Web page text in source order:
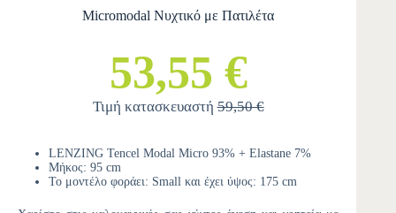
Micromodal Νυχτικό με Πατιλέτα
53,55 €
Τιμή κατασκευαστή59,50 €
LENZING Tencel Modal Micro 93% + Elastane 7%
Μήκος: 95 cm
Το μοντέλο φοράει: Small και έχει ύψος: 175 cm